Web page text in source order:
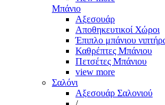
Μπάνιο
Αξεσουάρ
Αποθηκευτικοί Χώροι
Έπιπλο μπάνιου
Καθρέπτες Μπάνιου
Πετσέτες Μπάνιου
view more
Σαλόνι
Αξεσουάρ Σαλονιού